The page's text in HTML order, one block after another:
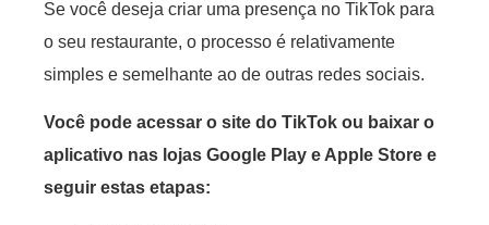
Se você deseja criar uma presença no TikTok para
o seu restaurante, o processo é relativamente
simples e semelhante ao de outras redes sociais.
Você pode acessar o site do TikTok ou baixar o
aplicativo nas lojas Google Play e Apple Store e
seguir estas etapas: